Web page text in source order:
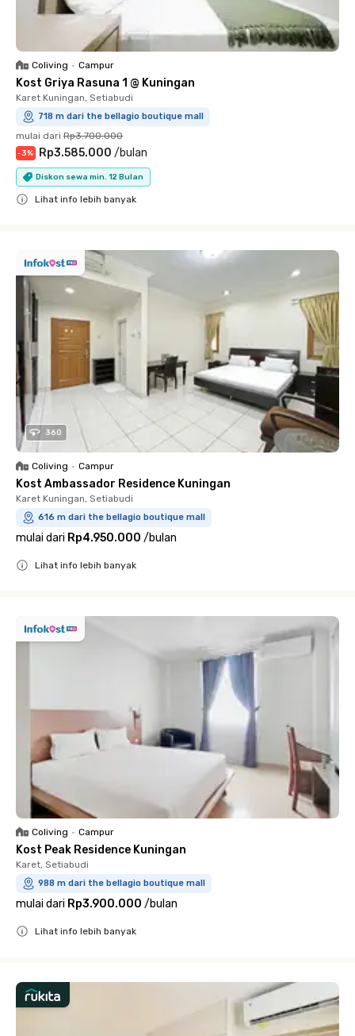
Coliving • Campur
Kost Griya Rasuna 1 @ Kuningan
Karet Kuningan, Setiabudi
718 m dari the bellagio boutique mall
mulai dari Rp3.700.000
-3% Rp3.585.000 /bulan
Diskon sewa min. 12 Bulan
Lihat info lebih banyak
360
Coliving • Campur
Kost Ambassador Residence Kuningan
Karet Kuningan, Setiabudi
616 m dari the bellagio boutique mall
mulai dari Rp4.950.000 /bulan
Lihat info lebih banyak
Coliving • Campur
Kost Peak Residence Kuningan
Karet, Setiabudi
988 m dari the bellagio boutique mall
mulai dari Rp3.900.000 /bulan
Lihat info lebih banyak